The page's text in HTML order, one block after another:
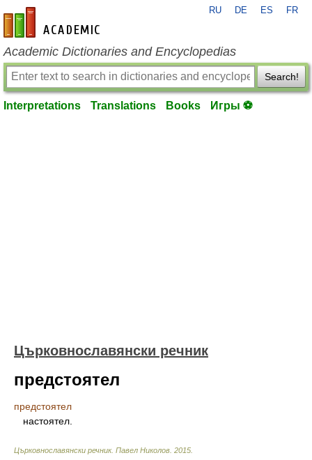
en-academic.com
RU DE ES FR
Academic Dictionaries and Encyclopedias
Search!
Interpretations Translations Books Игры ⚽
Църковнославянски речник
предстоятел
предстоятел
настоятел.
Църковнославянски речник. Павел Николов 2015